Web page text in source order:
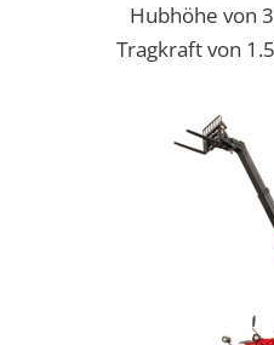
Hubhöhe von
Tragkraft von